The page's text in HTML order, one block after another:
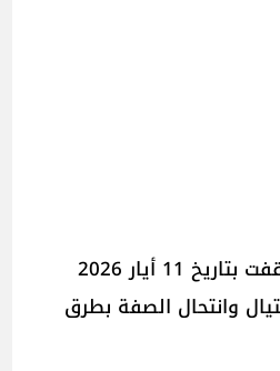
أعلنت المديرية العامة ل​قوى الأمن الداخلي​ أن دورية من شعبة المعلومات أوقفت بتاريخ 11 أيار 2026
والاحتيال وانتحال الصفة بطرق